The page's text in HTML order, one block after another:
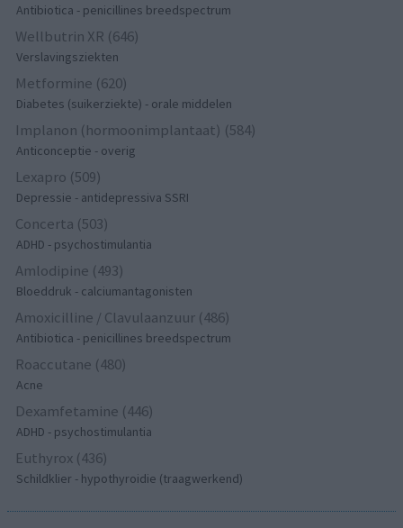
Antibiotica - penicillines breedspectrum
Wellbutrin XR (646)
Verslavingsziekten
Metformine (620)
Diabetes (suikerziekte) - orale middelen
Implanon (hormoonimplantaat) (584)
Anticonceptie - overig
Lexapro (509)
Depressie - antidepressiva SSRI
Concerta (503)
ADHD - psychostimulantia
Amlodipine (493)
Bloeddruk - calciumantagonisten
Amoxicilline / Clavulaanzuur (486)
Antibiotica - penicillines breedspectrum
Roaccutane (480)
Acne
Dexamfetamine (446)
ADHD - psychostimulantia
Euthyrox (436)
Schildklier - hypothyroidie (traagwerkend)